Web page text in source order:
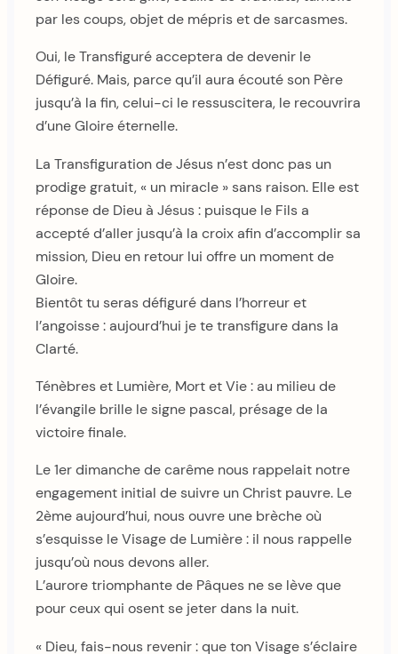
par les coups, objet de mépris et de sarcasmes.
Oui, le Transfiguré acceptera de devenir le
Défiguré. Mais, parce qu’il aura écouté son Père
jusqu’à la fin, celui-ci le ressuscitera, le recouvrira
d’une Gloire éternelle.
La Transfiguration de Jésus n’est donc pas un
prodige gratuit, « un miracle » sans raison. Elle est
réponse de Dieu à Jésus : puisque le Fils a
accepté d’aller jusqu’à la croix afin d’accomplir sa
mission, Dieu en retour lui offre un moment de
Gloire.
Bientôt tu seras défiguré dans l’horreur et
l’angoisse : aujourd’hui je te transfigure dans la
Clarté.
Ténèbres et Lumière, Mort et Vie : au milieu de
l’évangile brille le signe pascal, présage de la
victoire finale.
Le 1er dimanche de carême nous rappelait notre
engagement initial de suivre un Christ pauvre. Le
2ème aujourd’hui, nous ouvre une brèche où
s’esquisse le Visage de Lumière : il nous rappelle
jusqu’où nous devons aller.
L’aurore triomphante de Pâques ne se lève que
pour ceux qui osent se jeter dans la nuit.
« Dieu, fais-nous revenir : que ton Visage s’éclaire